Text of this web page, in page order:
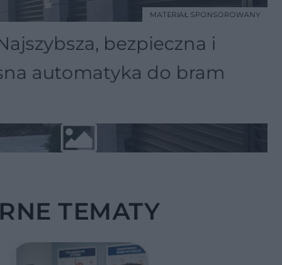
bezpieczna i
automatyka do bram
MATERIAŁ SPONSOROWANY
TEMATY